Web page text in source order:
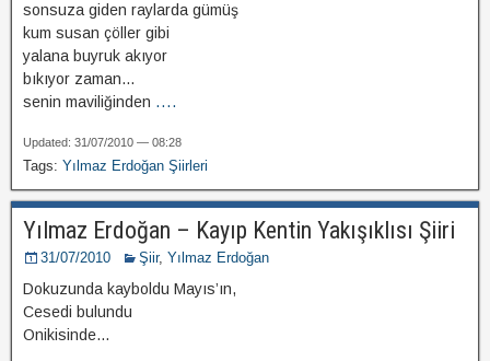
sonsuza giden raylarda gümüş
kum susan çöller gibi
yalana buyruk akıyor
bıkıyor zaman…
senin maviliğinden ....
Updated: 31/07/2010 — 08:28
Tags: Yılmaz Erdoğan Şiirleri
Yılmaz Erdoğan – Kayıp Kentin Yakışıklısı Şiiri
31/07/2010 Şiir, Yılmaz Erdoğan
Dokuzunda kayboldu Mayıs’ın,
Cesedi bulundu
Onikisinde…